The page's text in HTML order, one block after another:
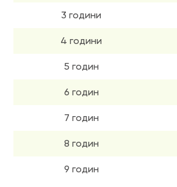
3 години
4 години
5 годин
6 годин
7 годин
8 годин
9 годин